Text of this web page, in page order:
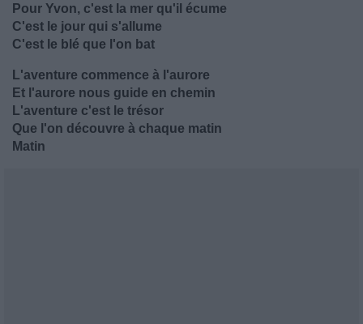
Pour Yvon, c'est la mer qu'il écume
C'est le jour qui s'allume
C'est le blé que l'on bat
L'aventure commence à l'aurore
Et l'aurore nous guide en chemin
L'aventure c'est le trésor
Que l'on découvre à chaque matin
Matin